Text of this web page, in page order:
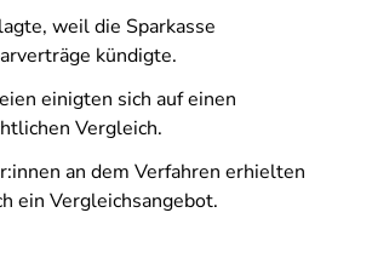
weil die Sparkasse
kündigte.
einigten sich auf einen
Vergleich.
an dem Verfahren erhielten
ein Vergleichsangebot.